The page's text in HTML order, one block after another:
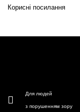
Корисні посилання
Для людей
з порушенням зору